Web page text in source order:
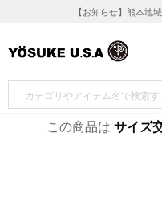
【お知らせ】熊本地
この商品は サイズ